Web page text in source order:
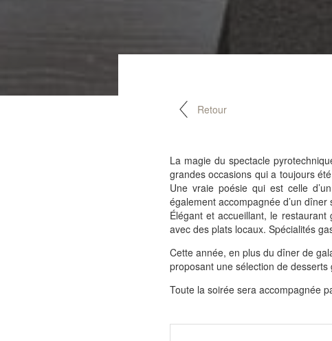
Retour
La magie du spectacle
grandes occasions qui a toujours
Une vraie poésie qui est celle
également accompagnée d’un
Élégant et accueillant, le
avec des plats locaux. Spécialités
Cette année, en plus du dîner de
proposant une sélection de
Toute la soirée sera accompagnée